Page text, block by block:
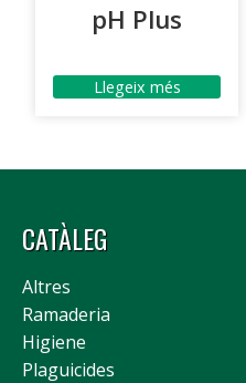
pH Plus
Llegeix més
CATÀLEG
Altres
Ramaderia
Higiene
Plaguicides